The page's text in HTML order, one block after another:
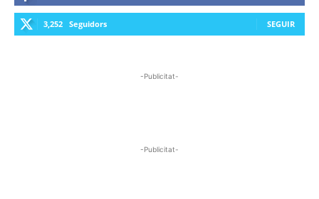
3,252 Seguidors SEGUIR
-Publicitat-
-Publicitat-